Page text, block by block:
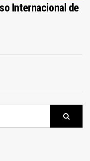
Internacional de